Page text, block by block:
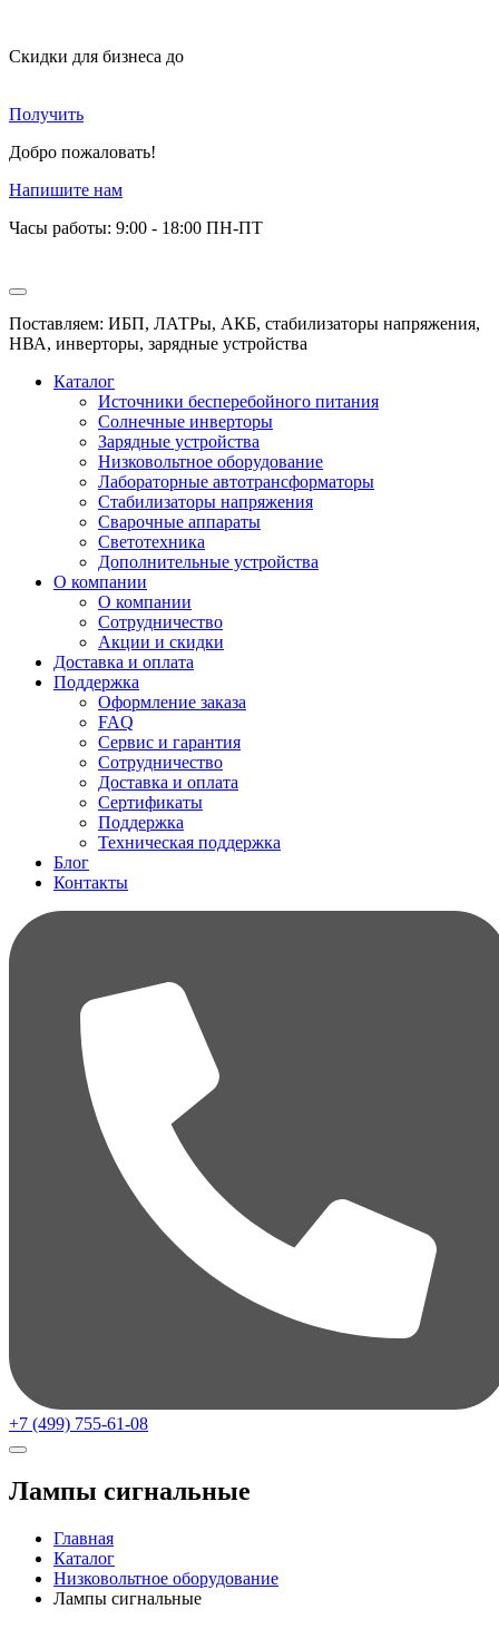
Скидки для бизнеса до
Получить
Добро пожаловать!
Напишите нам
Часы работы: 9:00 - 18:00 ПН-ПТ
Поставляем: ИБП, ЛАТРы, АКБ, стабилизаторы напряжения,
НВА, инверторы, зарядные устройства
Каталог
Источники бесперебойного питания
Солнечные инверторы
Зарядные устройства
Низковольтное оборудование
Лабораторные автотрансформаторы
Стабилизаторы напряжения
Сварочные аппараты
Светотехника
Дополнительные устройства
О компании
О компании
Сотрудничество
Акции и скидки
Доставка и оплата
Поддержка
Оформление заказа
FAQ
Сервис и гарантия
Сотрудничество
Доставка и оплата
Сертификаты
Поддержка
Техническая поддержка
Блог
Контакты
+7 (499) 755-61-08
Лампы сигнальные
Главная
Каталог
Низковольтное оборудование
Лампы сигнальные